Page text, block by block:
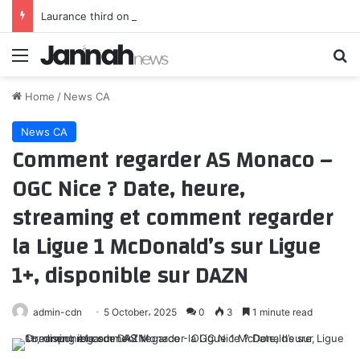
Laurance third on tough Polish finish
Menu
Home / News CA
News CA
Comment regarder AS Monaco –
OGC Nice ? Date, heure,
streaming et comment regarder
la Ligue 1 McDonald’s sur Ligue
1+, disponible sur DAZN
admin-cdn 5 October، 2025 0 3 1 minute read